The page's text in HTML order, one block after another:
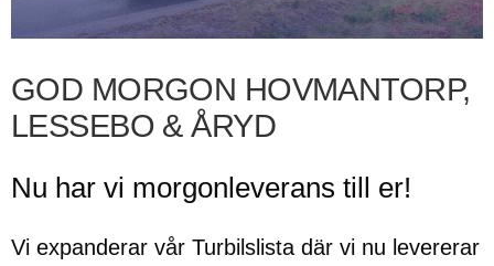
GOD MORGON HOVMANTORP,
LESSEBO & ÅRYD
Nu har vi morgonleverans till er!
Vi expanderar vår Turbilslista där vi nu levererar